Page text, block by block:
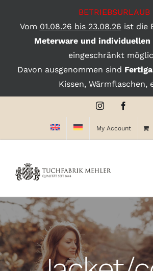
BETRIEBSURLAUB
Vom 01.08.26 bis 23.08.26 ist die
Meterware und individuellen
eingeschränkt
Davon ausgenommen sind
Kissen, Wärmflaschen,
Instagram
My Account